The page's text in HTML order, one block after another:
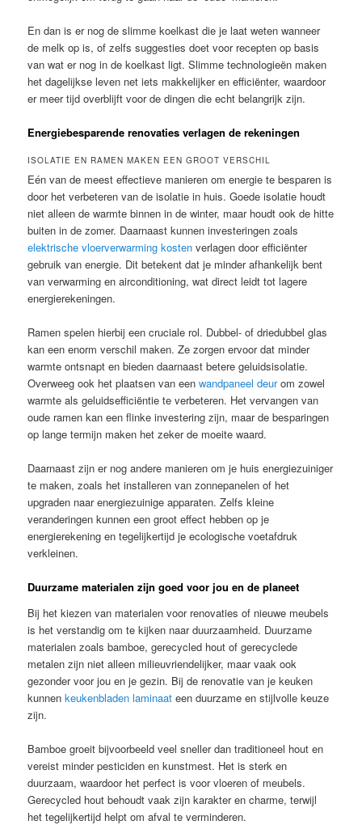
En dan is er nog de slimme koelkast die je laat weten wanneer
de melk op is, of zelfs suggesties doet voor recepten op basis
van wat er nog in de koelkast ligt. Slimme technologieën maken
het dagelijkse leven net iets makkelijker en efficiënter, waardoor
er meer tijd overblijft voor de dingen die echt belangrijk zijn.
Energiebesparende renovaties verlagen de rekeningen
ISOLATIE EN RAMEN MAKEN EEN GROOT VERSCHIL
Eén van de meest effectieve manieren om energie te besparen is
door het verbeteren van de isolatie in huis. Goede isolatie houdt
niet alleen de warmte binnen in de winter, maar houdt ook de hitte
buiten in de zomer. Daarnaast kunnen investeringen zoals
elektrische vloerverwarming kosten verlagen door efficiënter
gebruik van energie. Dit betekent dat je minder afhankelijk bent
van verwarming en airconditioning, wat direct leidt tot lagere
energierekeningen.
Ramen spelen hierbij een cruciale rol. Dubbel- of driedubbel glas
kan een enorm verschil maken. Ze zorgen ervoor dat minder
warmte ontsnapt en bieden daarnaast betere geluidsisolatie.
Overweeg ook het plaatsen van eenwandpaneel deurom zowel
warmte als geluidsefficiëntie te verbeteren. Het vervangen van
oude ramen kan een flinke investering zijn, maar de besparingen
op lange termijn maken het zeker de moeite waard.
Daarnaast zijn er nog andere manieren om je huis energiezuiniger
te maken, zoals het installeren van zonnepanelen of het
upgraden naar energiezuinige apparaten. Zelfs kleine
veranderingen kunnen een groot effect hebben op je
energierekening en tegelijkertijd je ecologische voetafdruk
verkleinen.
Duurzame materialen zijn goed voor jou en de planeet
Bij het kiezen van materialen voor renovaties of nieuwe meubels
is het verstandig om te kijken naar duurzaamheid. Duurzame
materialen zoals bamboe, gerecycled hout of gerecyclede
metalen zijn niet alleen milieuvriendelijker, maar vaak ook
gezonder voor jou en je gezin. Bij de renovatie van je keuken
kunnenkeukenbladen laminaat een duurzame en stijlvolle keuze
zijn.
Bamboe groeit bijvoorbeeld veel sneller dan traditioneel hout en
vereist minder pesticiden en kunstmest. Het is sterk en
duurzaam, waardoor het perfect is voor vloeren of meubels.
Gerecycled hout behoudt vaak zijn karakter en charme, terwijl
het tegelijkertijd helpt om afval te verminderen.